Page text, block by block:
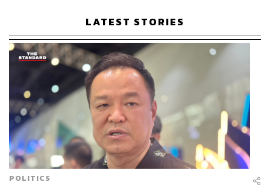
LATEST STORIES
POLITICS